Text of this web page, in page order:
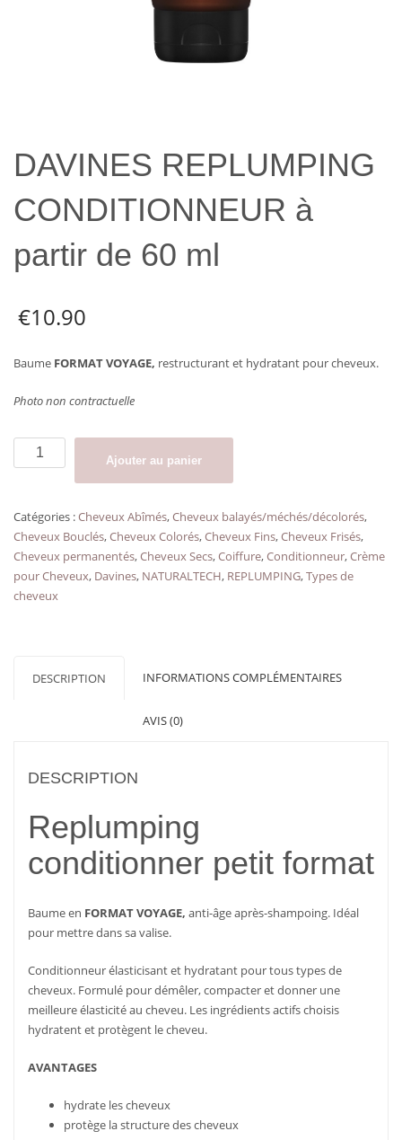
DAVINES REPLUMPING
CONDITIONNEUR à
partir de 60 ml
€10.90
Baume FORMAT VOYAGE, restructurant et hydratant pour cheveux.
Photo non contractuelle
quantité
de
CONDITIONNEUR
à
partir
de
60
Ajouter au panier
Catégories :Cheveux Abîmés,Cheveux balayés/méchés/décolorés,
Cheveux Bouclés,Cheveux Colorés,Cheveux Fins,Cheveux Frisés,
Cheveux permanentés,Cheveux Secs,Coiffure,Conditionneur,Crème
pour Cheveux, Davines, NATURALTECH, REPLUMPING,Types de
cheveux
DESCRIPTION INFORMATIONS COMPLÉMENTAIRES
AVIS (0)
DESCRIPTION
Replumping
conditionner petit format
Baume en FORMAT VOYAGE, anti-âge après-shampoing. Idéal
pour mettre dans sa valise.
Conditionneur élasticisant et hydratant pour tous types de
cheveux. Formulé pour démêler, compacter et donner une
meilleure élasticité au cheveu. Les ingrédients actifs choisis
hydratent et protègent le cheveu.
AVANTAGES
hydrate les cheveux
protège la structure des cheveux